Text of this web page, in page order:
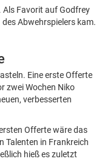
Als Favorit auf Godfrey
Abwehrspielers kam.
Eine erste Offerte
zwei Wochen Niko
verbesserten
Offerte wäre das
Talenten in Frankreich
hieß es zuletzt